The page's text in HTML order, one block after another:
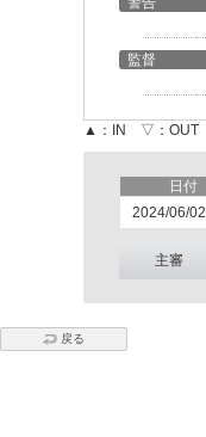
監督
▲：IN ▽：OUT
日付
2024/06/02
主審
戻る